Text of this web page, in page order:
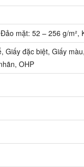
mặt: 52 – 256 g/m²,
Giấy đặc biệt, Giấy
OHP